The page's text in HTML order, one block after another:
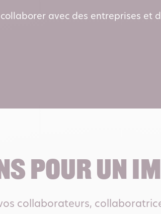
collaborer avec des entreprises
POUR UN
collaborateurs,